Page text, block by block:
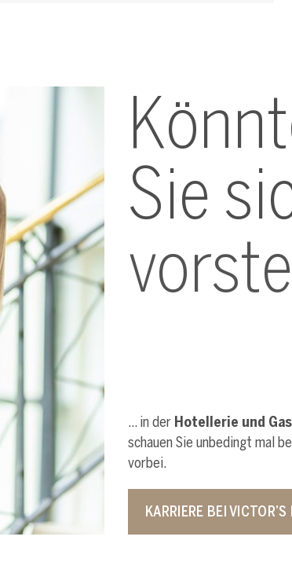
Sie
… in der Hotellerie und
schauen Sie unbedingt mal
vorbei.
KARRIERE BEI